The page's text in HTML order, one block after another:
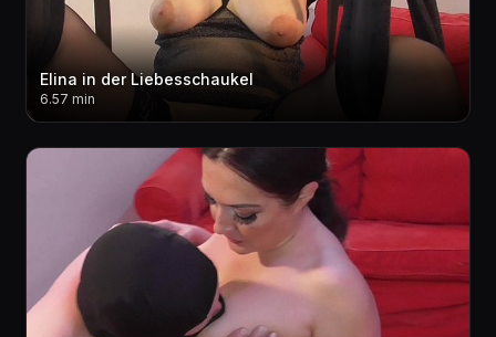
Elina in der Liebesschaukel
6.57 min